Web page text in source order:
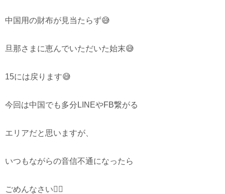
中国用の財布が見当たらず😅
旦那さまに恵んでいただいた始末😅
15には戻ります😅
今回は中国でも多分LINEやFB繋がる
エリアだと思いますが、
いつもながらの音信不通になったら
ごめんなさい🙇‍♂️